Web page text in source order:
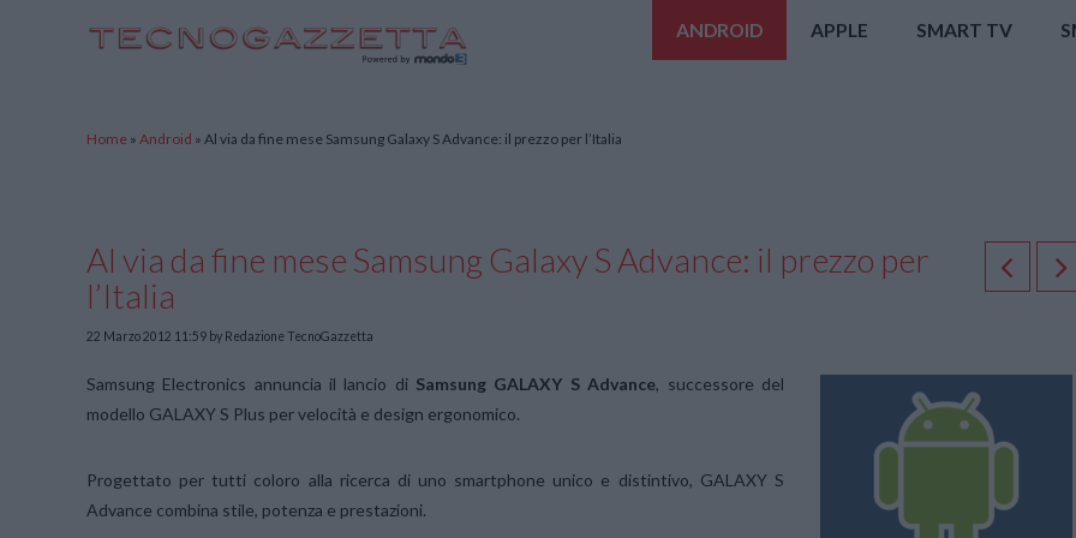
ANDROID APPLE SMART TV
Home » Android » Al via da fine mese Samsung Galaxy S Advance: il prezzo per l’Italia
Al via da fine mese Samsung Galaxy S Advance: il prezzo per
l’Italia
22 Marzo 2012 11:59 by Redazione TecnoGazzetta
Samsung Electronics annuncia il lancio di Samsung GALAXY S Advance, successore del
modello GALAXY S Plus per velocità e design ergonomico.
Progettato per tutti coloro alla ricerca di uno smartphone unico e distintivo, GALAXY S
Advance combina stile, potenza e prestazioni.